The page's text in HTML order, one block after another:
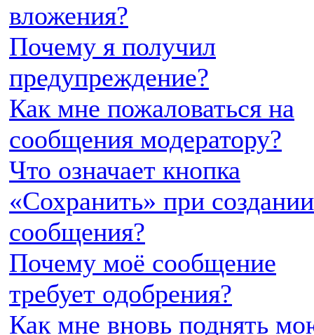
вложения?
Почему я получил
предупреждение?
Как мне пожаловаться на
сообщения модератору?
Что означает кнопка
«Сохранить» при создании
сообщения?
Почему моё сообщение
требует одобрения?
Как мне вновь поднять